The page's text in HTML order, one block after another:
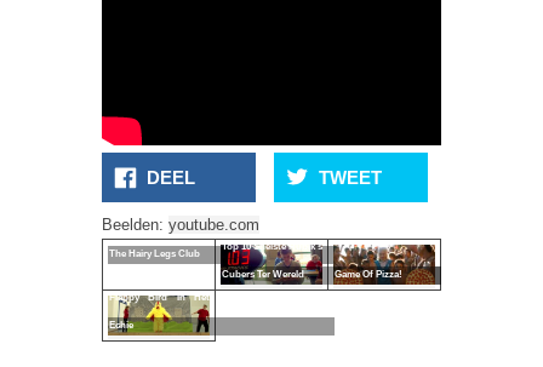
DEEL TWEET
Beelden: youtube.com
The Hairy Legs Club
Top 10 Snelste Rubik's
Cubers Ter Wereld Game Of Pizza!
Flappy Bird In Het
Echie